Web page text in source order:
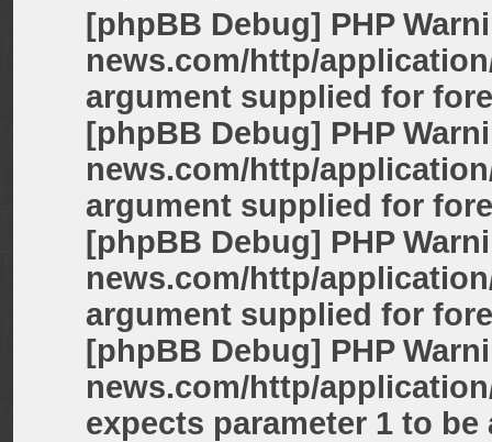
[phpBB Debug] PHP
news.com/http/
argument supplied for
[phpBB Debug] PHP
news.com/http/
argument supplied for
[phpBB Debug] PHP
news.com/http/
argument supplied for
[phpBB Debug] PHP
news.com/http/
expects parameter 1 to